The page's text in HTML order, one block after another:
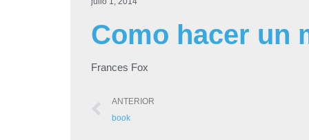
Como hacer un
Frances Fox
ANTERIOR
book